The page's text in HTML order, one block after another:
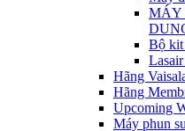
MÁY
Bộ kit
Hãng
Hãng
Upcoming
Máy phun